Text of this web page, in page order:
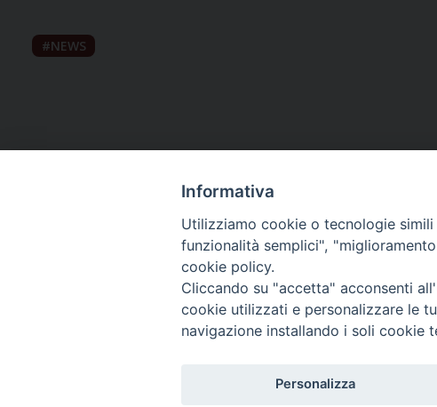
NEWS
Piazza Giovene 4 – 70056 Molfetta (BA)
Informativa
Utilizziamo cookie o tecnologie
funzionalità semplici",
cookie policy.
Cliccando su "accetta" acconsenti
cookie utilizzati e personalizzare le
navigazione installando i soli cookie
Personalizza